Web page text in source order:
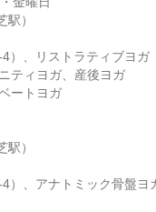
駅）
）、リストラティブヨガ
ティヨガ、産後ヨガ
ートヨガ
駅）
）、アナトミック骨盤ヨ